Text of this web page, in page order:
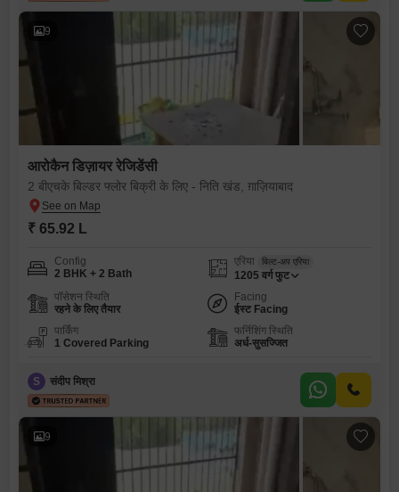
9
आरोकैन डिज़ायर रेजिडेंसी
2 बीएचके बिल्डर फ्लोर बिक्री के लिए - निति खंड, ग़ाज़ियाबाद
₹ 65.92 L
Config
2 BHK + 2 Bath
एरिया बिल्ट-अप एरिया
1205 वर्ग फुट
पॉसेशन स्थिति
रहने के लिए तैयार
Facing
ईस्ट Facing
पार्किंग
1 Covered Parking
फर्निशिंग स्थिति
अर्ध-सुसज्जित
S संदीप मिश्रा
9